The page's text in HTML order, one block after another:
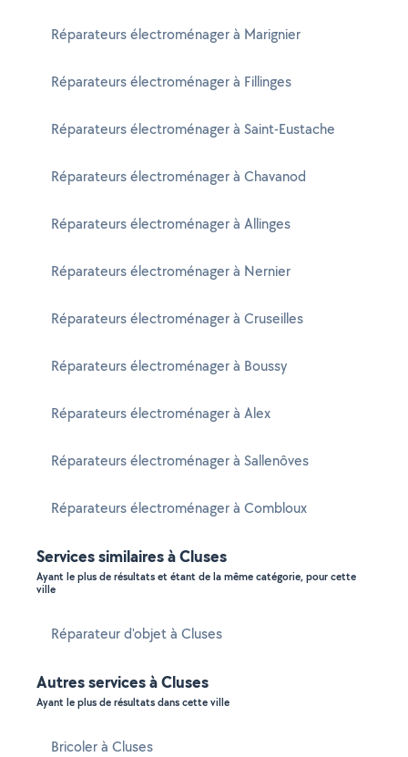
Réparateurs électroménager à Marignier
Réparateurs électroménager à Fillinges
Réparateurs électroménager à Saint-Eustache
Réparateurs électroménager à Chavanod
Réparateurs électroménager à Allinges
Réparateurs électroménager à Nernier
Réparateurs électroménager à Cruseilles
Réparateurs électroménager à Boussy
Réparateurs électroménager à Alex
Réparateurs électroménager à Sallenôves
Réparateurs électroménager à Combloux
Services similaires à Cluses
Ayant le plus de résultats et étant de la même catégorie, pour cette
ville
Réparateur d'objet à Cluses
Autres services à Cluses
Ayant le plus de résultats dans cette ville
Bricoler à Cluses